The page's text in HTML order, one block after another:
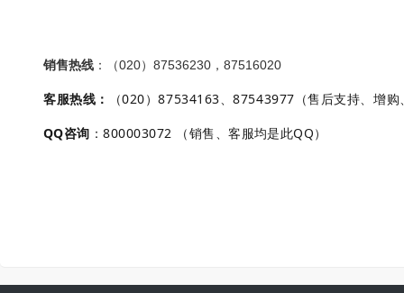
销售热线 ：（020）87536230，87516020
客服热线 ：
（020）87534163、87543977（售后支持、增购
QQ咨询 ：800003072 （销售、客服均是此QQ）